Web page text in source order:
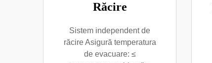
Răcire
Sistem independent de
răcire Asigură temperatura
de evacuare: ≤